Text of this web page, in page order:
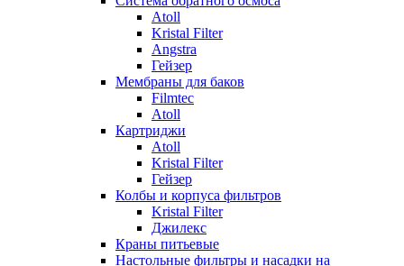
Atoll
Kristal Filter
Angstra
Гейзер
Мембраны для баков
Filmtec
Atoll
Картриджи
Atoll
Kristal Filter
Гейзер
Колбы и корпуса фильтров
Kristal Filter
Джилекс
Краны питьевые
Настольные фильтры и насадки на